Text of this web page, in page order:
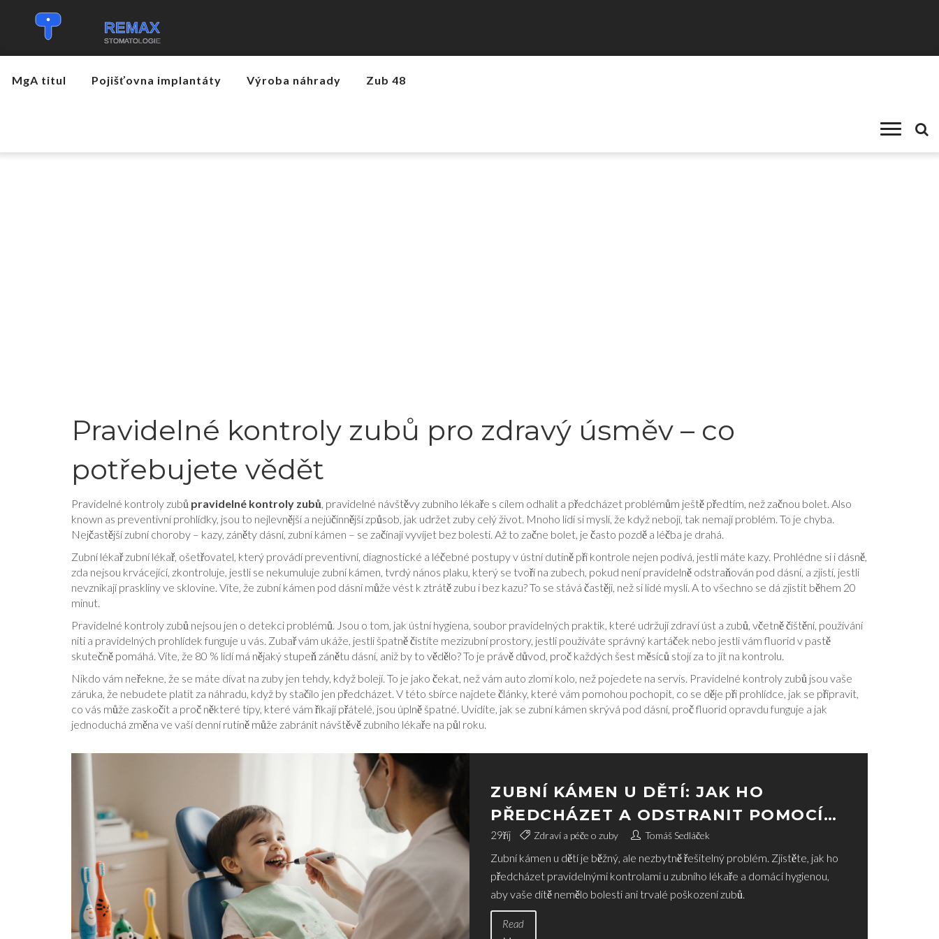
MgA titul Pojišťovna implantáty Výroba náhrady Zub 48
Pravidelné kontroly zubů pro zdravý úsměv – co
potřebujete vědět
Pravidelné kontroly zubů pravidelné kontroly zubů, pravidelné návštěvy zubního lékaře s cílem odhalit a předcházet problémům ještě předtím, než začnou bolet. Also
known as preventivní prohlídky, jsou to nejlevnější a nejúčinnější způsob, jak udržet zuby celý život. Mnoho lidí si myslí, že když nebojí, tak nemají problém. To je chyba.
Nejčastější zubní choroby – kazy, záněty dásní, zubní kámen – se začínají vyvíjet bez bolesti. Až to začne bolet, je často pozdě a léčba je drahá.
Zubní lékařzubní lékař, ošetřovatel, který provádí preventivní, diagnostické a léčebné postupy v ústní dutině při kontrole nejen podívá, jestli máte kazy. Prohlédne si i dásně,
zda nejsou krvácející, zkontroluje, jestli se nekumuluje zubní kámen, tvrdý nános plaku, který se tvoří na zubech, pokud není pravidelně odstraňován pod dásní, a zjistí, jestli
nevznikají praskliny ve sklovine. Víte, že zubní kámen pod dásní může vést k ztrátě zubu i bez kazu? To se stává častěji, než si lidé myslí. A to všechno se dá zjistit během 20
minut.
Pravidelné kontroly zubů nejsou jen o detekci problémů. Jsou o tom, jak ústní hygiena, soubor pravidelných praktik, které udržují zdraví úst a zubů, včetně čištění, používání
niti a pravidelných prohlídek funguje u vás. Zubař vám ukáže, jestli špatně čistíte mezizubní prostory, jestli používáte správný kartáček nebo jestli vám fluorid v pastě
skutečně pomáhá. Víte, že 80 % lidí má nějaký stupeň zánětu dásní, aniž by to vědělo? To je právě důvod, proč každých šest měsíců stojí za to jít na kontrolu.
Nikdo vám neřekne, že se máte dívat na zuby jen tehdy, když bolejí. To je jako čekat, než vám auto zlomí kolo, než pojedete na servis. Pravidelné kontroly zubů jsou vaše
záruka, že nebudete platit za náhradu, když by stačilo jen předcházet. V této sbírce najdete články, které vám pomohou pochopit, co se děje při prohlídce, jak se připravit,
co vás může zaskočit a proč některé tipy, které vám říkají přátelé, jsou úplně špatné. Uvidíte, jak se zubní kámen skrývá pod dásní, proč fluorid opravdu funguje a jak
jednoduchá změna ve vaší denní rutině může zabránit návštěvě zubního lékaře na půl roku.
ZUBNÍ KÁMEN U DĚTÍ: JAK HO
PŘEDCHÁZET A ODSTRANIT POMOCÍ
PRAVIDELNÝCH KONTROL
29říj Zdraví a péče o zuby Tomáš Sedláček
Zubní kámen u dětí je běžný, ale nezbytně řešitelný problém. Zjistěte, jak ho
předcházet pravidelnými kontrolami u zubního lékaře a domácí hygienou,
aby vaše dítě nemělo bolesti ani trvalé poškození zubů.
Read